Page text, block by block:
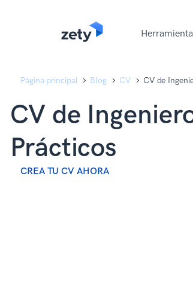
Página principal Blog CV CV de
CV de
Prácticos
CREA TU CV AHORA